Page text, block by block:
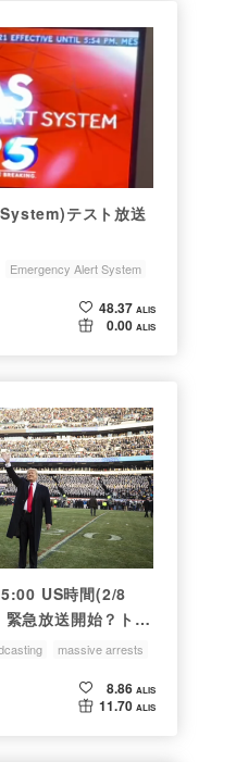
テスト放送
Emergency Alert System
48.37 ALIS
0.00 ALIS
US時間(2/8
急放送開始？トラ
Feb. 7
game ?
at Stadium ?
massive arrests
8.86 ALIS
11.70 ALIS